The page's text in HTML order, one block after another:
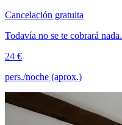
Cancelación gratuita
Todavía no se te cobrará nada.
24 €
pers./noche (aprox.)